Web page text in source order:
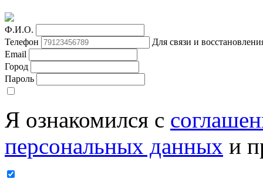
Ф.И.О.
Телефон
Для связи и
Email
Город
Пароль
Я ознакомился с
персональных данных и